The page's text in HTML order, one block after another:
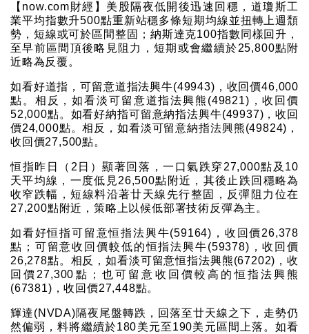
【now.com財經】美股隔夜低開後迅速回穩，道瓊斯工
業平均指數升500點重新站穩多條短期均線並扭轉上週頹
勢，短線或可於區間整固；納斯達克100指數同樣回升，
至早前區間頂後略見阻力，短期或會繼續於25,800點附
近略為反覆。
如看好道指，可留意道指法興牛(49943)，收回價46,000
點。相反，如看淡可留意道指法興熊(49821)，收回價
52,000點。如看好納指可留意納指法興牛(49937)，收回
價24,000點。相反，如看淡可留意納指法興熊(49824)，
收回價27,500點。
恒指昨日（2日）顯著回落，一口氣跌穿27,000點及10
天平均線，一度低見26,500點附近，其後止跌回穩略為
收窄跌幅，短線料沿著廿天線先行整固，反彈阻力位在
27,200點附近，策略上以候低部署技術反彈為主。
如看好恒指可留意恒指法興牛(59164)，收回價26,378
點；可留意收回價較低的恒指法興牛(59378)，收回價
26,278點。相反，如看淡可留意恒指法興熊(67202)，收
回價27,300點；也可留意收回價較高的恒指法興熊
(67381)，收回價27,448點。
輝達(NVDA)隔夜尾盤轉跌，回落至廿天線之下，走勢仍
然偏弱，料將繼續於180美元至190美元區間上落。如看